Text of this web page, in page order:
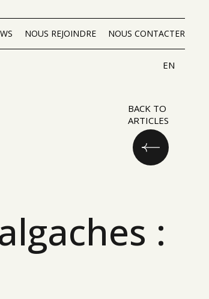
NOUS REJOINDRE NOUS CONTACTER
EN
BACK TO
ARTICLES
: